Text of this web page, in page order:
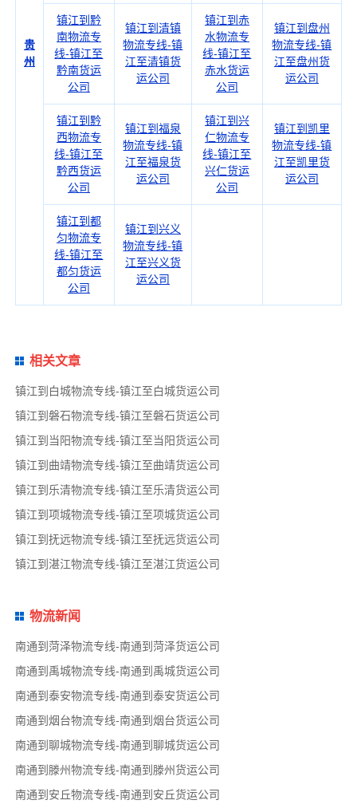
贵
州
镇江到黔
南物流专
线-镇江至
黔南货运
公司
镇江到清镇
物流专线-镇
江至清镇货
运公司
镇江到赤
水物流专
线-镇江至
赤水货运
公司
镇江到盘州
物流专线-镇
江至盘州货
运公司
镇江到黔
西物流专
线-镇江至
黔西货运
公司
镇江到福泉
物流专线-镇
江至福泉货
运公司
镇江到兴
仁物流专
线-镇江至
兴仁货运
公司
镇江到凯里
物流专线-镇
江至凯里货
运公司
镇江到都
匀物流专
线-镇江至
都匀货运
公司
镇江到兴义
物流专线-镇
江至兴义货
运公司
相关文章
镇江到白城物流专线-镇江至白城货运公司
镇江到磐石物流专线-镇江至磐石货运公司
镇江到当阳物流专线-镇江至当阳货运公司
镇江到曲靖物流专线-镇江至曲靖货运公司
镇江到乐清物流专线-镇江至乐清货运公司
镇江到项城物流专线-镇江至项城货运公司
镇江到抚远物流专线-镇江至抚远货运公司
镇江到湛江物流专线-镇江至湛江货运公司
物流新闻
南通到菏泽物流专线-南通到菏泽货运公司
南通到禹城物流专线-南通到禹城货运公司
南通到泰安物流专线-南通到泰安货运公司
南通到烟台物流专线-南通到烟台货运公司
南通到聊城物流专线-南通到聊城货运公司
南通到滕州物流专线-南通到滕州货运公司
南通到安丘物流专线-南通到安丘货运公司